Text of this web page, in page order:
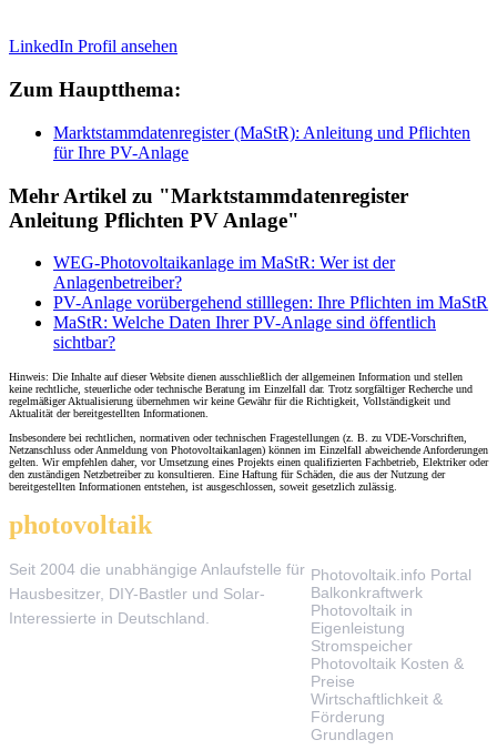
LinkedIn Profil ansehen
Zum Hauptthema:
Marktstammdatenregister (MaStR): Anleitung und Pflichten
für Ihre PV-Anlage
Mehr Artikel zu "Marktstammdatenregister
Anleitung Pflichten PV Anlage"
WEG-Photovoltaikanlage im MaStR: Wer ist der
Anlagenbetreiber?
PV-Anlage vorübergehend stilllegen: Ihre Pflichten im MaStR
MaStR: Welche Daten Ihrer PV-Anlage sind öffentlich
sichtbar?
Hinweis: Die Inhalte auf dieser Website dienen ausschließlich der allgemeinen Information und stellen
keine rechtliche, steuerliche oder technische Beratung im Einzelfall dar. Trotz sorgfältiger Recherche und
regelmäßiger Aktualisierung übernehmen wir keine Gewähr für die Richtigkeit, Vollständigkeit und
Aktualität der bereitgestellten Informationen.
Insbesondere bei rechtlichen, normativen oder technischen Fragestellungen (z. B. zu VDE-Vorschriften,
Netzanschluss oder Anmeldung von Photovoltaikanlagen) können im Einzelfall abweichende Anforderungen
gelten. Wir empfehlen daher, vor Umsetzung eines Projekts einen qualifizierten Fachbetrieb, Elektriker oder
den zuständigen Netzbetreiber zu konsultieren. Eine Haftung für Schäden, die aus der Nutzung der
bereitgestellten Informationen entstehen, ist ausgeschlossen, soweit gesetzlich zulässig.
photovoltaik.info
Seit 2004 die unabhängige Anlaufstelle für
Hausbesitzer, DIY-Bastler und Solar-
Interessierte in Deutschland.
Photovoltaik.info Portal
Balkonkraftwerk
Photovoltaik in
Eigenleistung
Stromspeicher
Photovoltaik Kosten &
Preise
Wirtschaftlichkeit &
Förderung
Grundlagen